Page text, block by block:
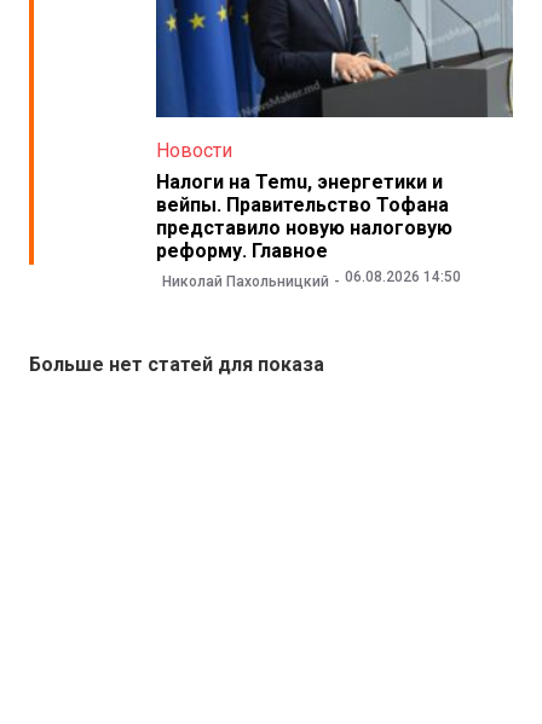
Новости
Налоги на Temu, энергетики и
вейпы. Правительство Тофана
представило новую налоговую
реформу. Главное
Николай Пахольницкий 06.08.2026 14:50
Больше нет статей для показа